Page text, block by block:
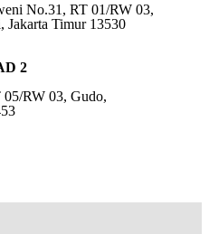
No.31, RT 01/RW 03,
Jakarta Timur 13530
2
RW 03, Gudo,